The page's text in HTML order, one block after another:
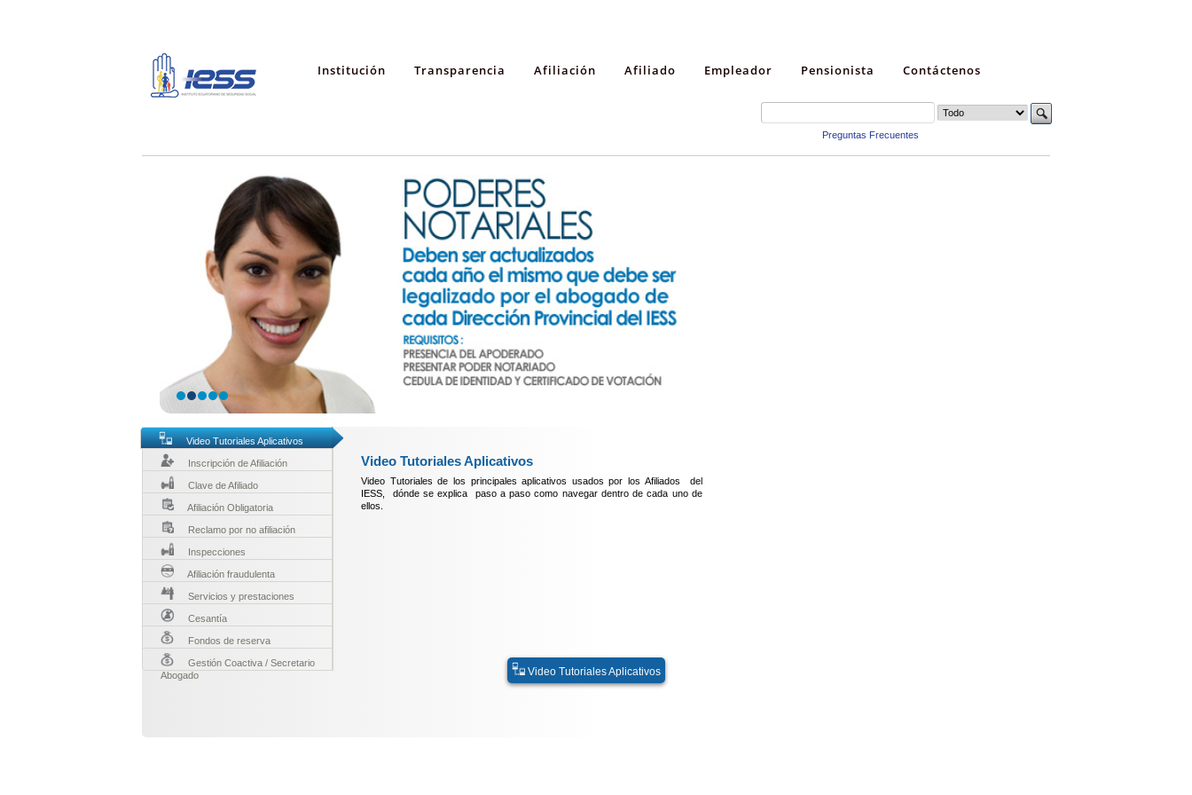
Institución Transparencia Afiliación Afiliado Empleador Pensionista Contáctenos
Preguntas Frecuentes
Video Tutoriales Aplicativos
Inscripción de Afiliación
Clave de Afiliado
Afiliación Obligatoria
Reclamo por no afiliación
Inspecciones
Afiliación fraudulenta
Servicios y prestaciones
Cesantía
Fondos de reserva
Gestión Coactiva / Secretario
Abogado
Video Tutoriales Aplicativos
Video Tutoriales de los principales aplicativos usados por los Afiliados del
IESS, dónde se explica paso a paso como navegar dentro de cada uno de
ellos.
Video Tutoriales Aplicativos